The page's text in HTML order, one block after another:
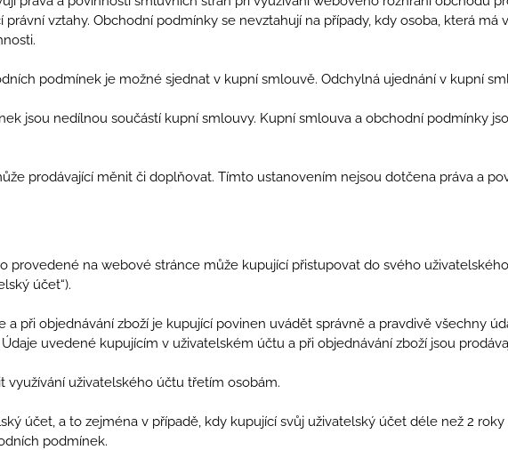
právní vztahy. Obchodní podmínky se nevztahují na případy, kdy osoba, která
podmínek je možné sjednat v kupní smlouvě. Odchylná ujednání v kupní
jsou nedílnou součástí kupní smlouvy. Kupní smlouva a obchodní podmínky
prodávající měnit či doplňovat. Tímto ustanovením nejsou dotčena práva a
provedené na webové stránce může kupující přistupovat do svého
účet“).
a při objednávání zboží je kupující povinen uvádět správně a pravdivě všechny
uvedené kupujícím v uživatelském účtu a při objednávání zboží jsou
využívání uživatelského účtu třetím osobám.
účet, a to zejména v případě, kdy kupující svůj uživatelský účet déle než 2
podmínek.